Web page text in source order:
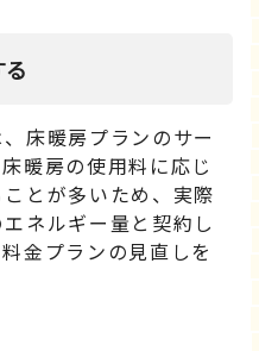
床暖房プランのサー
暖房の使用料に応じ
とが多いため、実際
ネルギー量と契約し
金プランの見直しを